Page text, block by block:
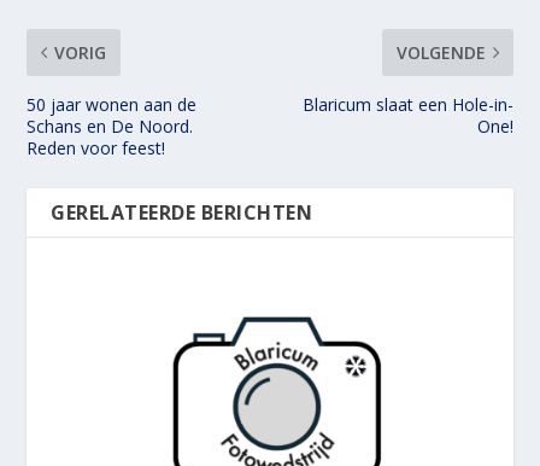
VORIG
50 jaar wonen aan de
Schans en De Noord.
Reden voor feest!
VOLGENDE
Blaricum slaat een Hole-in-
One!
GERELATEERDE BERICHTEN